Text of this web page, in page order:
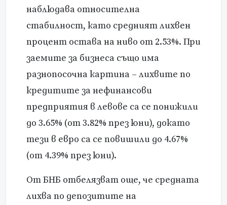
наблюдава относителна
стабилност, като средният лихвен
процент остава на ниво от 2.53%. При
заемите за бизнеса също има
разнопосочна картина – лихвите по
кредитите за нефинансови
предприятия в левове са се понижили
до 3.65% (от 3.82% през юни), докато
тези в евро са се повишили до 4.67%
(от 4.39% през юни).
От БНБ отбелязват още, че средната
лихва по депозитите на